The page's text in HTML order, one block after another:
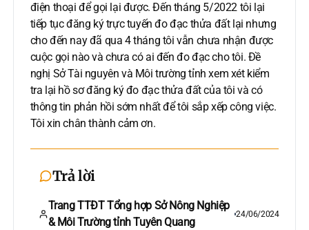
điện thoại để gọi lại được. Đến tháng 5/2022 tôi lại
tiếp tục đăng ký trực tuyến đo đạc thửa đất lại nhưng
cho đến nay đã qua 4 tháng tôi vẫn chưa nhận được
cuộc gọi nào và chưa có ai đến đo đạc cho tôi. Đề
nghị Sở Tài nguyên và Môi trường tỉnh xem xét kiểm
tra lại hồ sơ đăng ký đo đạc thửa đất của tôi và có
thông tin phản hồi sớm nhất để tôi sắp xếp công việc.
Tôi xin chân thành cảm ơn.
Trả lời
Trang TTĐT Tổng hợp Sở Nông Nghiệp
& Môi Trường tỉnh Tuyên Quang
24/06/2024